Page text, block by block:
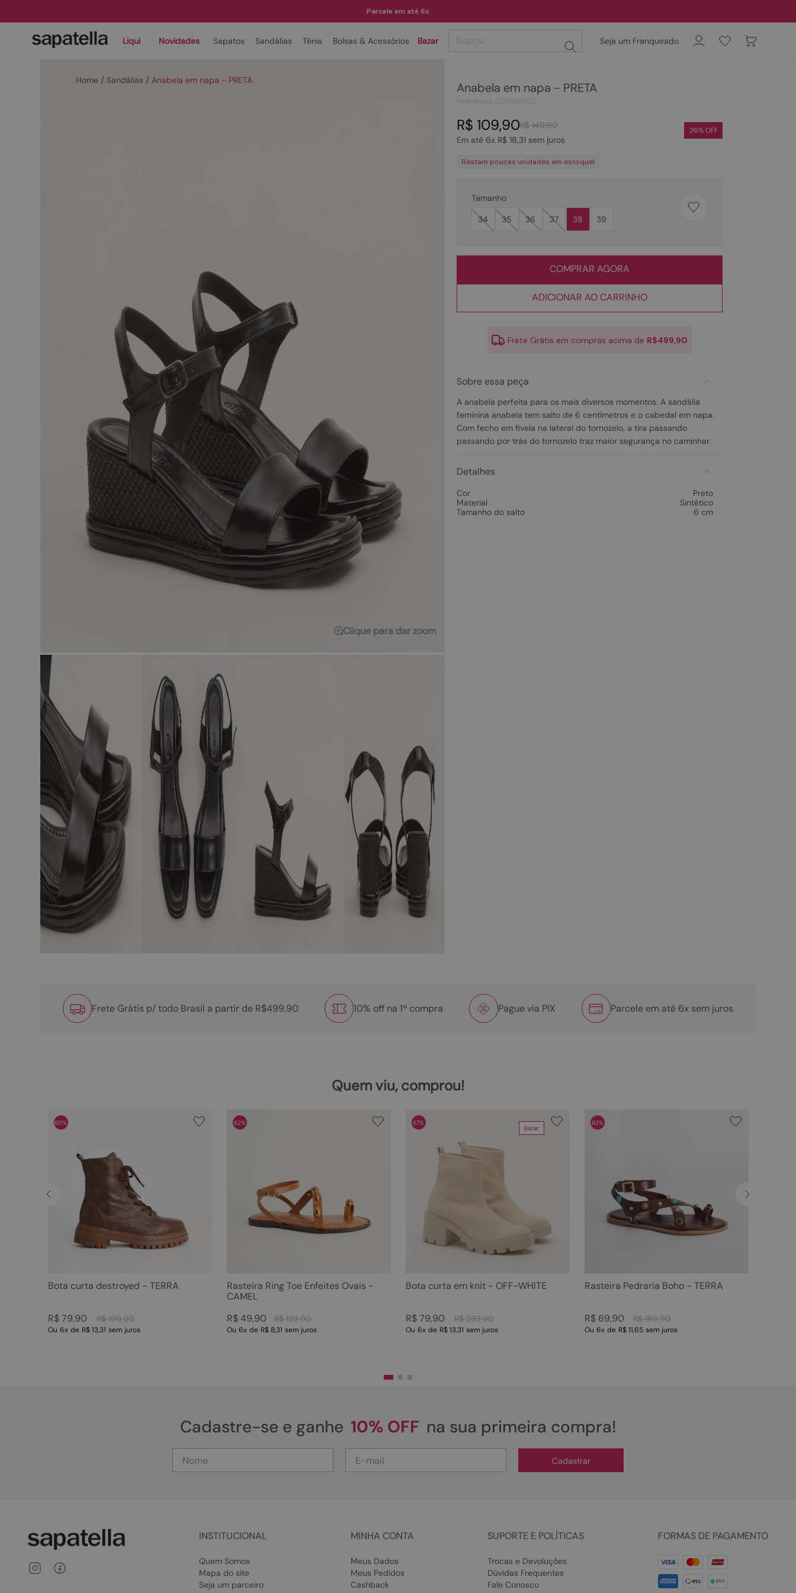
Parcele em até 6x
Liqui Novidades Sapatos Sandálias Tênis Bolsas & Acessórios Bazar Seja um Franqueado
Sandálias Anabela em napa - PRETA
Clique para dar zoom
Anabela em napa - PRETA
R$ 149,90
R$ 109,90
Em até 6x R$ 18,31sem juros
26% OFF
Restam poucas unidades em estoque!
Tamanho
34
35 36 37 38 39
COMPRAR AGORA
ADICIONAR AO CARRINHO
Frete Grátis em compras acima de R$499,90
Sobre essa peça
A anabela perfeita para os mais diversos momentos. A sandália
feminina anabela tem salto de 6 centímetros e o cabedal em napa.
Com fecho em fivela na lateral do tornozelo, a tira passando
passando por trás do tornozelo traz maior segurança no caminhar.
Detalhes
Cor
Preto
Material
Sintético
Tamanho do salto
6 cm
Frete Grátis p/ todo Brasil a partir de R$499,90 10% off na 1º compra Pague via PIX Parcele em até 6x sem juros
Quem viu, comprou!
60%
Bota curta destroyed - TERRA
R$ 199,90
R$ 79,90
Ou 6x de R$ 13,31 sem juros
62%
Rasteira Ring Toe Enfeites Ovais -
CAMEL
R$ 129,90
R$ 49,90
Ou 6x de R$ 8,31 sem juros
Bazar
67%
Bota curta em knit - OFF-WHITE
R$ 239,90
R$ 79,90
Ou 6x de R$ 13,31 sem juros
63%
Rasteira Pedraria Boho - TERRA
R$ 189,90
R$ 69,90
Ou 6x de R$ 11,65 sem juros
Cadastre-se e ganhe 10% OFF na sua primeira compra!
Cadastrar
INSTITUCIONAL
Quem Somos
Mapa do site
Seja um parceiro
MINHA CONTA
Meus Dados
Meus Pedidos
Cashback
SUPORTE E POLÍTICAS
Trocas e Devoluções
Dúvidas Frequentes
Fale Conosco
FORMAS DE PAGAMENTO